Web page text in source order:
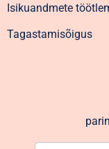
Isikuandmete
Tagastamisõigus